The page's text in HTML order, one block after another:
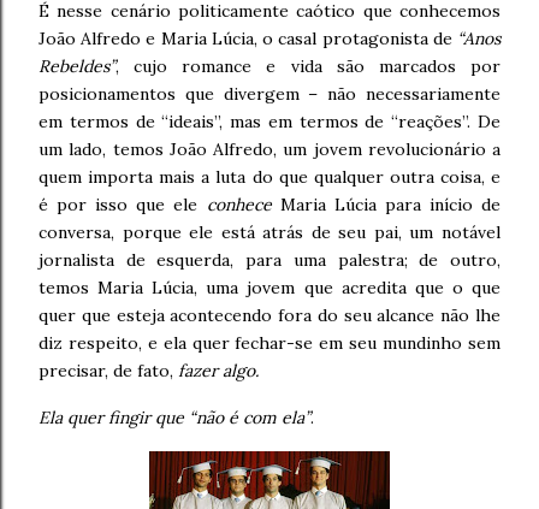
É nesse cenário politicamente caótico que conhecemos
João Alfredo e Maria Lúcia, o casal protagonista de “Anos
Rebeldes”, cujo romance e vida são marcados por
posicionamentos que divergem – não necessariamente
em termos de “ideais”, mas em termos de “reações”. De
um lado, temos João Alfredo, um jovem revolucionário a
quem importa mais a luta do que qualquer outra coisa, e
é por isso que ele conheceMaria Lúcia para início de
conversa, porque ele está atrás de seu pai, um notável
jornalista de esquerda, para uma palestra; de outro,
temos Maria Lúcia, uma jovem que acredita que o que
quer que esteja acontecendo fora do seu alcance não lhe
diz respeito, e ela quer fechar-se em seu mundinho sem
precisar, de fato, fazer algo.
Ela quer fingir que “não é com ela”.